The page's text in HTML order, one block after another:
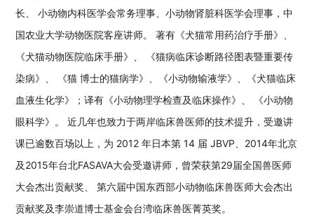
长、 小动物内科医学会常务理事、小动物肾脏科医学会理事，中
国农业大学动物医院客座讲师。 著有《犬猫常用药治疗手册》、
《犬猫动物医院临床手册》、 《猫病临床诊断路径图表暨重要传
染病》、 《猫 博士的猫病学》、《小动物输液学》、《犬猫临床
血液生化学》；译有《小动物理学检查及临床操作》、 《小动物
眼科学》。 近几年也致力于两岸临床兽医师的技术提升，受邀讲
课已逾数百场以上，为 2012 年日本第 14 届 JBVP、2014年北京
及2015年台北FASAVA大会受邀讲师，曾荣获第29届全国兽医师
大会杰出贡献奖、 第六届中国东西部小动物临床兽医师大会杰出
贡献奖及李崇道博士基金会台湾临床兽医菁英奖。